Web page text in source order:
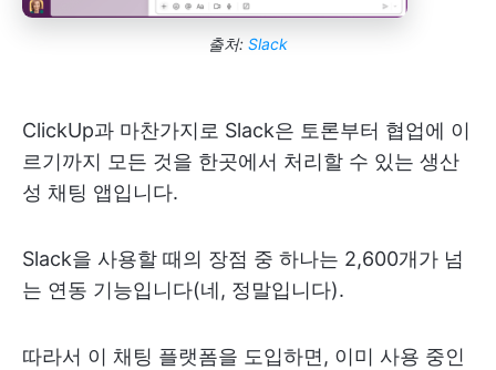
출처: Slack
ClickUp과 마찬가지로 Slack은 토론부터 협업에 이
르기까지 모든 것을 한곳에서 처리할 수 있는 생산
성 채팅 앱입니다.
Slack을 사용할 때의 장점 중 하나는 2,600개가 넘
는 연동 기능입니다(네, 정말입니다).
따라서 이 채팅 플랫폼을 도입하면, 이미 사용 중인